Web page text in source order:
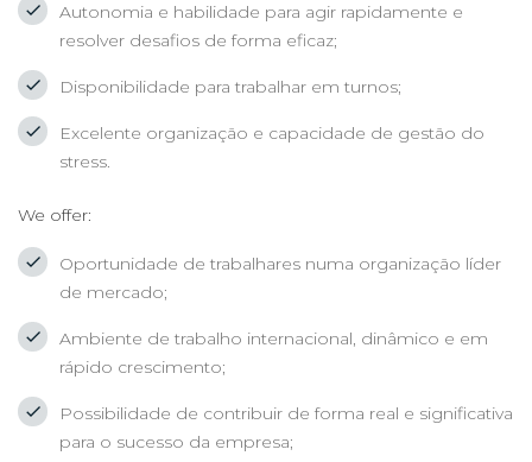
Autonomia e habilidade para agir rapidamente e
resolver desafios de forma eficaz;
Disponibilidade para trabalhar em turnos;
Excelente organização e capacidade de gestão do
stress.
We offer:
Oportunidade de trabalhares numa organização líder
de mercado;
Ambiente de trabalho internacional, dinâmico e em
rápido crescimento;
Possibilidade de contribuir de forma real e significativa
para o sucesso da empresa;